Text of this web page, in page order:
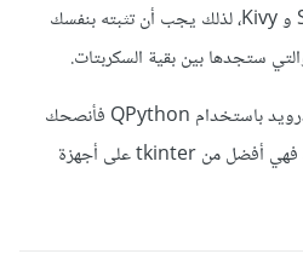
مع QPython على عكس SL4A و Kivy، لذلك يجب أن تثبته بنفسك
إذا كنت مبرمج وتريد برمجة لأندرويد باستخدام QPython فأنصحك
باستخدام مكتبة Kivy أو SL4A فهي أفضل من tkinter على أجهزة